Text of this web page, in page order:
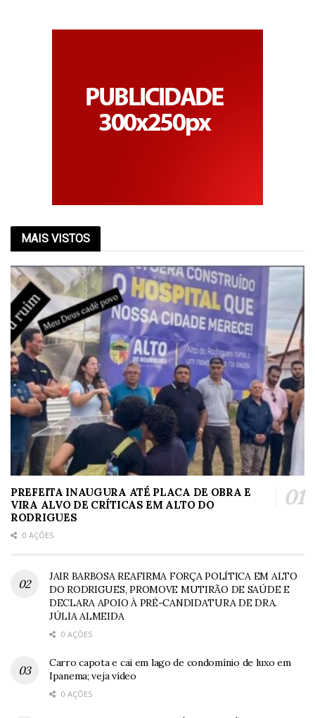
MAIS VISTOS
PREFEITA INAUGURA ATÉ PLACA DE OBRA E
VIRA ALVO DE CRÍTICAS EM ALTO DO
RODRIGUES
0 AÇÕES
JAIR BARBOSA REAFIRMA FORÇA POLÍTICA EM ALTO
DO RODRIGUES, PROMOVE MUTIRÃO DE SAÚDE E
DECLARA APOIO À PRÉ-CANDIDATURA DE DRA.
JÚLIA ALMEIDA
0 AÇÕES
Carro capota e cai em lago de condomínio de luxo em
Ipanema; veja vídeo
0 AÇÕES